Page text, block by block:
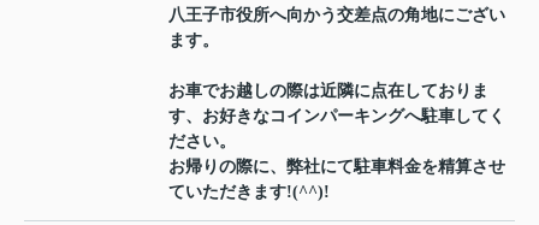
八王子市役所へ向かう交差点の角地にござい
ます。
お車でお越しの際は近隣に点在しておりま
す、お好きなコインパーキングへ駐車してく
ださい。
お帰りの際に、弊社にて駐車料金を精算させ
ていただきます!(^^)!